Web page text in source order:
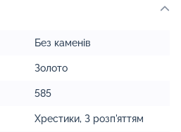
Без каменів
Золото
585
Хрестики, З розп'яттям